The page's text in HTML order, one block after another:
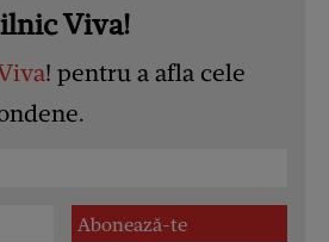
Viva!
! pentru a afla cele